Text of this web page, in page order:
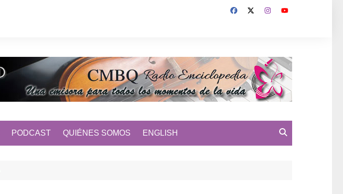
PODCAST QUIÉNES SOMOS ENGLISH